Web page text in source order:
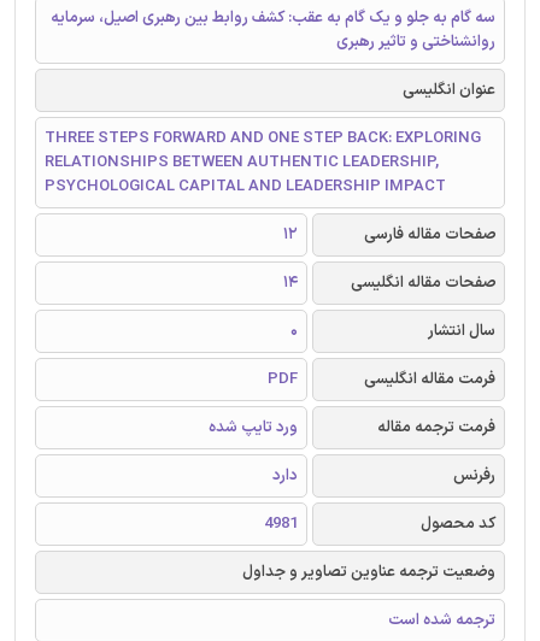
سه گام به جلو و یک گام به عقب: کشف روابط بین رهبری اصیل، سرمایه
روانشناختی و تاثیر رهبری
عنوان انگلیسی
THREE STEPS FORWARD AND ONE STEP BACK: EXPLORING
RELATIONSHIPS BETWEEN AUTHENTIC LEADERSHIP,
PSYCHOLOGICAL CAPITAL AND LEADERSHIP IMPACT
صفحات مقاله فارسی
12
صفحات مقاله انگلیسی
14
سال انتشار
0
فرمت مقاله انگلیسی
PDF
فرمت ترجمه مقاله
ورد تایپ شده
رفرنس
دارد
کد محصول
4981
وضعیت ترجمه عناوین تصاویر و جداول
ترجمه شده است